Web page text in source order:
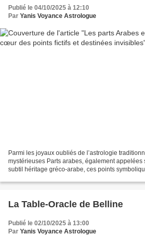
Publié le 04/10/2025 à 12:10
Par Yanis Voyance Astrologue
Parmi les joyaux oubliés de l’astrologie
mystérieuses Parts arabes, également appelées
subtil héritage gréco-arabe, ces points
La Table-Oracle de Belline
Publié le 02/10/2025 à 13:00
Par Yanis Voyance Astrologue